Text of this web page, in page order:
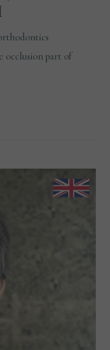
occlusion part of